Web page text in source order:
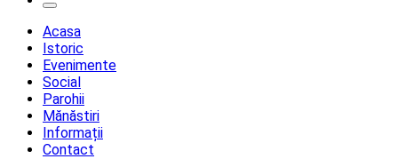
Meniu
Acasa
Istoric
Evenimente
Social
Parohii
Mănăstiri
Informații
Contact